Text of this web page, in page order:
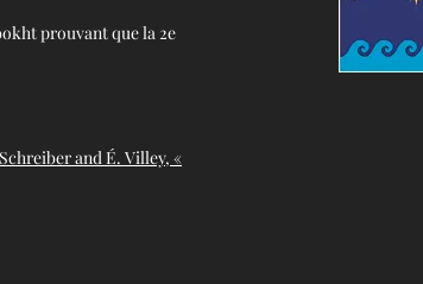
prouvant que la 2e
and É. Villey, «